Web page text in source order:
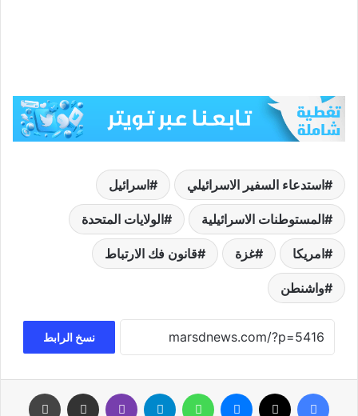
استدعاء السفير الاسرائيلي اسرائيل
المستوطنات الاسرائيلية الولايات المتحدة
امريكا غزة قانون فك الارتباط
واشنطن
نسخ الرابط
فيسبوك ماسنجر واتساب تيلقرام ڤايبر مشاركة عبر البريد